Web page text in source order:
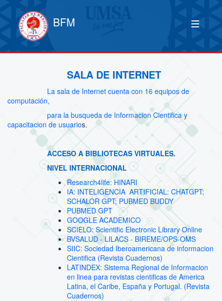
BFM
SALA DE INTERNET
La sala de Internet cuenta con 16 equipos de
computación,
para la busqueda de Informacion Cientifica y
capacitacion de usuarios.
ACCESO A BIBLIOTECAS VIRTUALES.
NIVEL INTERNACIONAL
Research4life: HINARI
IA: INTELIGENCIA ARTIFICIAL: CHATGPT;
SCHALOR GPT; PUBMED BUDDY
PUBMED GPT
GOOGLE ACADEMICO
SCIELO: Scientific Electronic Library Online
BVSALUD - LILACS - BIREME/OPS-OMS
SIIC: Sociedad Iberoamericana de informacion
Cientifica (Revista Cuadernos)
LATINDEX: Sistema Regional de Informacion
en linea para revistas cientificas de America
Latina, el Caribe, España y Portugal. (Revista
Cuadernos)